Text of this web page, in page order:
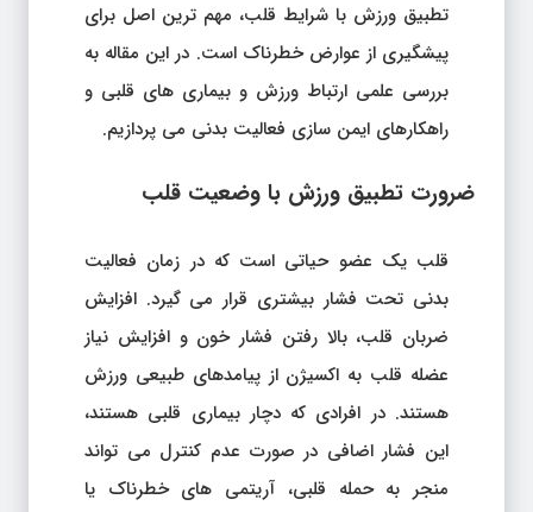
تطبیق ورزش با شرایط قلب، مهم ترین اصل برای
پیشگیری از عوارض خطرناک است. در این مقاله به
بررسی علمی ارتباط ورزش و بیماری های قلبی و
راهکارهای ایمن سازی فعالیت بدنی می پردازیم.
ضرورت تطبیق ورزش با وضعیت قلب
قلب یک عضو حیاتی است که در زمان فعالیت
بدنی تحت فشار بیشتری قرار می گیرد. افزایش
ضربان قلب، بالا رفتن فشار خون و افزایش نیاز
عضله قلب به اکسیژن از پیامدهای طبیعی ورزش
هستند. در افرادی که دچار بیماری قلبی هستند،
این فشار اضافی در صورت عدم کنترل می تواند
منجر به حمله قلبی، آریتمی های خطرناک یا